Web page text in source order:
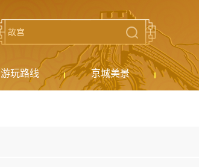
游玩路线 京城美景